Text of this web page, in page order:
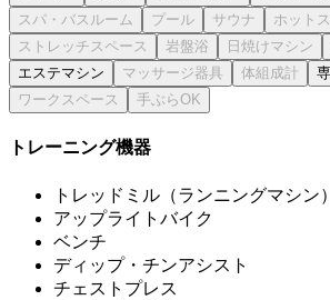
エステマシン
トレーニング機器
トレッドミル（ランニングマシン）
アップライトバイク
ベンチ
ディップ・チンアシスト
チェストプレス